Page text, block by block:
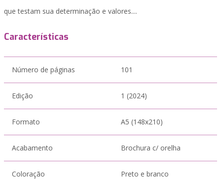
que testam sua determinação e valores....
Características
Número de páginas 101
Edição 1 (2024)
Formato A5 (148x210)
Acabamento Brochura c/ orelha
Coloração Preto e branco